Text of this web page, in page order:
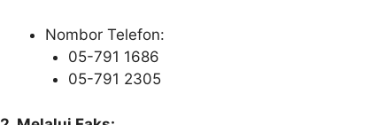
Nombor Telefon:
05-791 1686
05-791 2305